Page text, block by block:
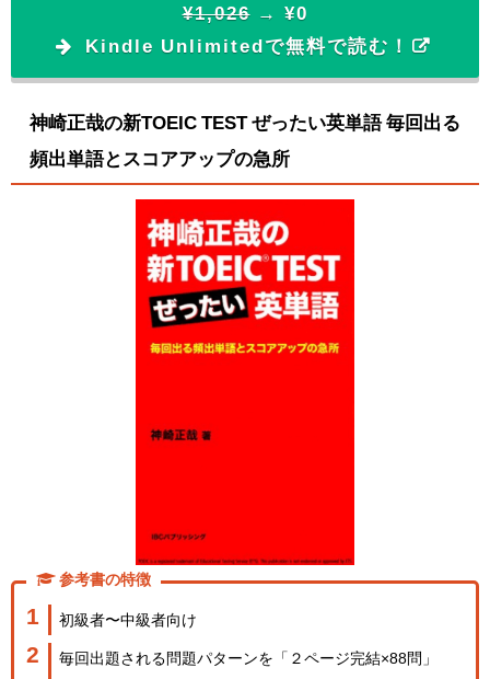
¥1,026→ ¥0
Kindle Unlimitedで無料で読む！
神崎正哉の新TOEIC TEST ぜったい英単語 毎回出る
頻出単語とスコアアップの急所
参考書の特徴
初級者〜中級者向け
毎回出題される問題パターンを「２ページ完結×88問」